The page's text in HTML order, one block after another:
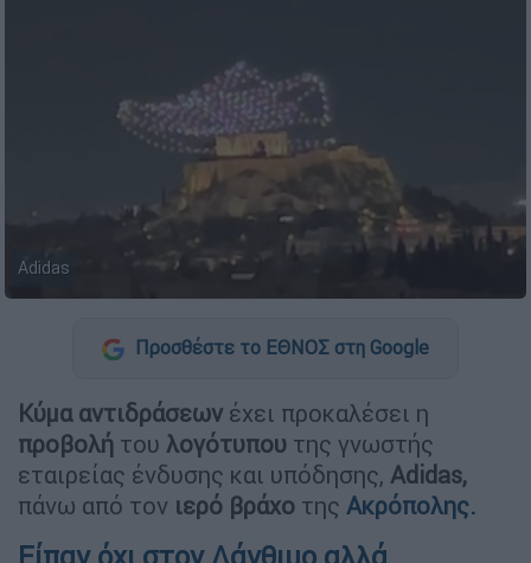
Adidas
Προσθέστε το ΕΘΝΟΣ στη Google
Κύμα αντιδράσεων έχει προκαλέσει η
προβολή του λογότυπου της γνωστής
εταιρείας ένδυσης και υπόδησης, Adidas,
πάνω από τον ιερό βράχο της Ακρόπολης.